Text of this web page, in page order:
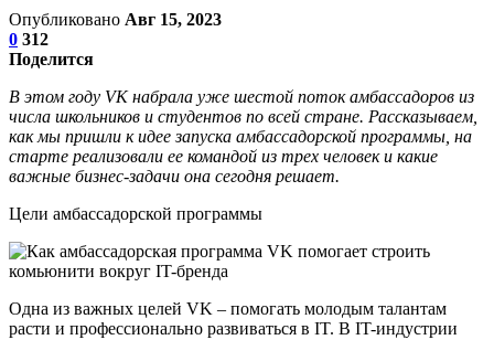
Опубликовано Авг 15, 2023
0 312
Поделится
В этом году VK набрала уже шестой поток амбассадоров из
числа школьников и студентов по всей стране. Рассказываем,
как мы пришли к идее запуска амбассадорской программы, на
старте реализовали ее командой из трех человек и какие
важные бизнес-задачи она сегодня решает.
Цели амбассадорской программы
Одна из важных целей VK – помогать молодым талантам
расти и профессионально развиваться в IT. В IT-индустрии